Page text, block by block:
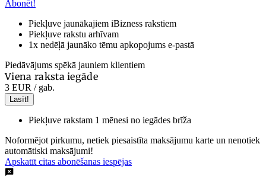
Abonēt!
Piekļuve jaunākajiem iBizness rakstiem
Piekļuve rakstu arhīvam
1x nedēļā jaunāko tēmu apkopojums e-pastā
Piedāvājums spēkā jauniem klientiem
Viena raksta iegāde
3 EUR / gab.
Lasīt!
Piekļuve rakstam 1 mēnesi no iegādes brīža
Noformējot pirkumu, netiek piesaistīta maksājumu karte un nenotiek
automātiski maksājumi!
Apskatīt citas abonēšanas iespējas